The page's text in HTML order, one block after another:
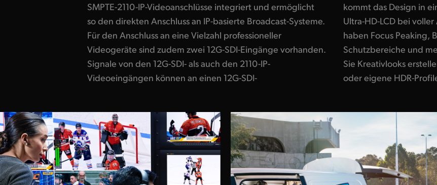
SMPTE-2110-IP-Videoanschlüsse integriert und ermöglicht
so den direkten Anschluss an IP-basierte Broadcast-Systeme.
Für den Anschluss an eine Vielzahl professioneller
Videogeräte sind zudem zwei 12G-SDI-Eingänge vorhanden.
Signale von den 12G-SDI- als auch den 2110-IP-
Videoeingängen können an einen 12G-SDI-
kommt das Design in
Ultra-HD-LCD bei voller Auflösung. Die Bildschirm-Overlays
haben Focus Peaking, Bildrandmarkierungen,
Schutzbereiche und mehr. Dank integrierter 3D-LUTs können
Sie Kreativlooks erstellen, Log-Film-Gamma konvertieren
oder eigene HDR-